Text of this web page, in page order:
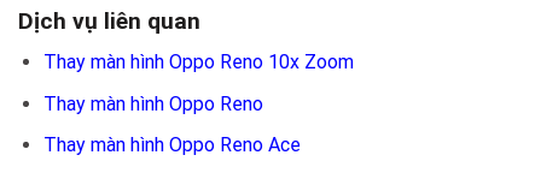
Dịch vụ liên quan
Thay màn hình Oppo Reno 10x Zoom
Thay màn hình Oppo Reno
Thay màn hình Oppo Reno Ace